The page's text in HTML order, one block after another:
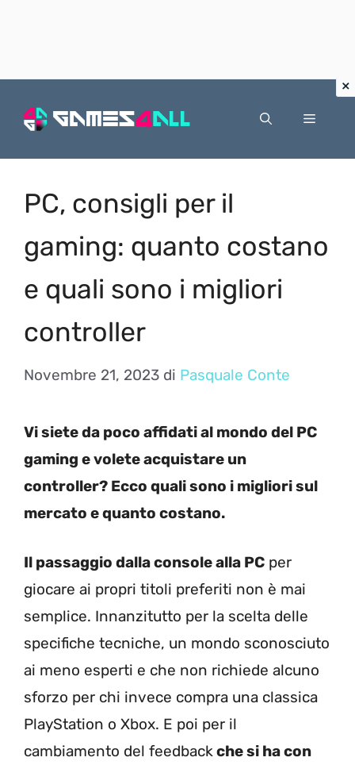
Menu
PC, consigli per il
gaming: quanto costano
e quali sono i migliori
controller
Novembre 21, 2023 di Pasquale Conte
Vi siete da poco affidati al mondo del PC
gaming e volete acquistare un
controller? Ecco quali sono i migliori sul
mercato e quanto costano.
Il passaggio dalla console alla PC per
giocare ai propri titoli preferiti non è mai
semplice. Innanzitutto per la scelta delle
specifiche tecniche, un mondo sconosciuto
ai meno esperti e che non richiede alcuno
sforzo per chi invece compra una classica
PlayStation o Xbox. E poi per il
cambiamento del feedbackche si ha con